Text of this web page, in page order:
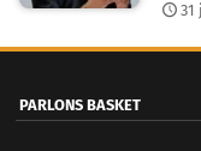
31
PARLONS BASKET